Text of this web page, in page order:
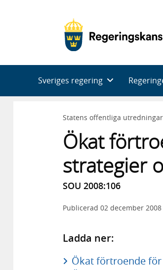
Sveriges regering
Statens offentliga
Ökat
strategier
SOU 2008:106
Publicerad 02 december 2008
Ladda ner:
Ökat förtroende